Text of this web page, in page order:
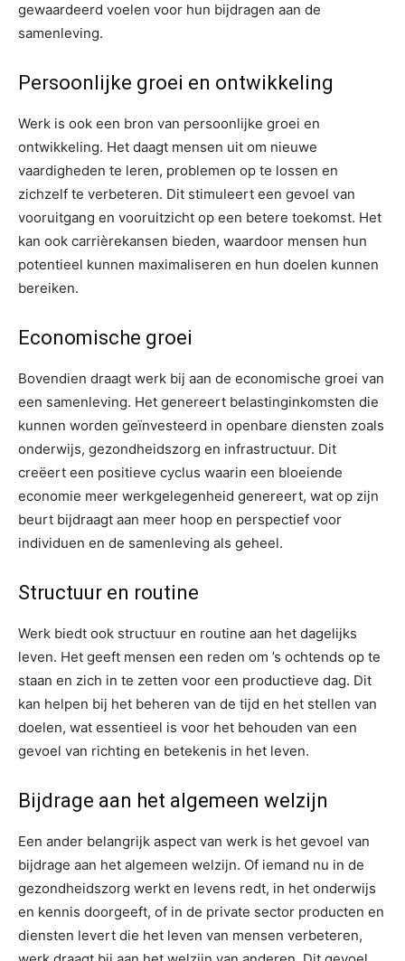
gewaardeerd voelen voor hun bijdragen aan de
samenleving.
Persoonlijke groei en ontwikkeling
Werk is ook een bron van persoonlijke groei en
ontwikkeling. Het daagt mensen uit om nieuwe
vaardigheden te leren, problemen op te lossen en
zichzelf te verbeteren. Dit stimuleert een gevoel van
vooruitgang en vooruitzicht op een betere toekomst. Het
kan ook carrièrekansen bieden, waardoor mensen hun
potentieel kunnen maximaliseren en hun doelen kunnen
bereiken.
Economische groei
Bovendien draagt werk bij aan de economische groei van
een samenleving. Het genereert belastinginkomsten die
kunnen worden geïnvesteerd in openbare diensten zoals
onderwijs, gezondheidszorg en infrastructuur. Dit
creëert een positieve cyclus waarin een bloeiende
economie meer werkgelegenheid genereert, wat op zijn
beurt bijdraagt aan meer hoop en perspectief voor
individuen en de samenleving als geheel.
Structuur en routine
Werk biedt ook structuur en routine aan het dagelijks
leven. Het geeft mensen een reden om ’s ochtends op te
staan en zich in te zetten voor een productieve dag. Dit
kan helpen bij het beheren van de tijd en het stellen van
doelen, wat essentieel is voor het behouden van een
gevoel van richting en betekenis in het leven.
Bijdrage aan het algemeen welzijn
Een ander belangrijk aspect van werk is het gevoel van
bijdrage aan het algemeen welzijn. Of iemand nu in de
gezondheidszorg werkt en levens redt, in het onderwijs
en kennis doorgeeft, of in de private sector producten en
diensten levert die het leven van mensen verbeteren,